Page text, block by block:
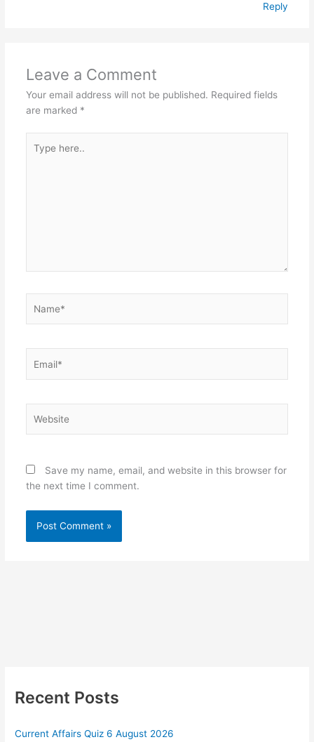
Reply
Leave a Comment
Your email address will not be published. Required fields
are marked *
here..
Save my name, email, and website in this browser for
the next time I comment.
Recent Posts
Current Affairs Quiz 6 August 2026